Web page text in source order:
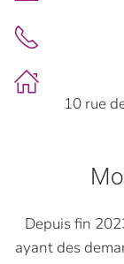
10 rue
Depuis fin
ayant des